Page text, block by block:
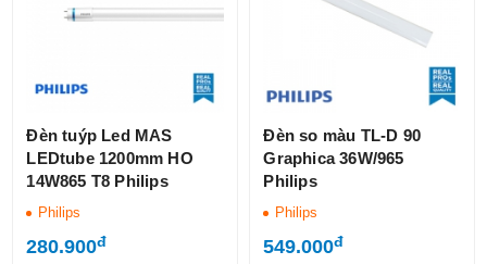
Đèn tuýp Led MAS
LEDtube 1200mm HO
14W865 T8 Philips
Philips
280.900đ
Đèn so màu TL-D 90
Graphica 36W/965
Philips
Philips
549.000đ